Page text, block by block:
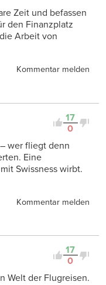
Zeit und befassen
den Finanzplatz
Arbeit von
Kommentar melden
17
0
wer fliegt denn
Eine
Swissness wirbt.
Kommentar melden
17
0
Welt der Flugreisen.